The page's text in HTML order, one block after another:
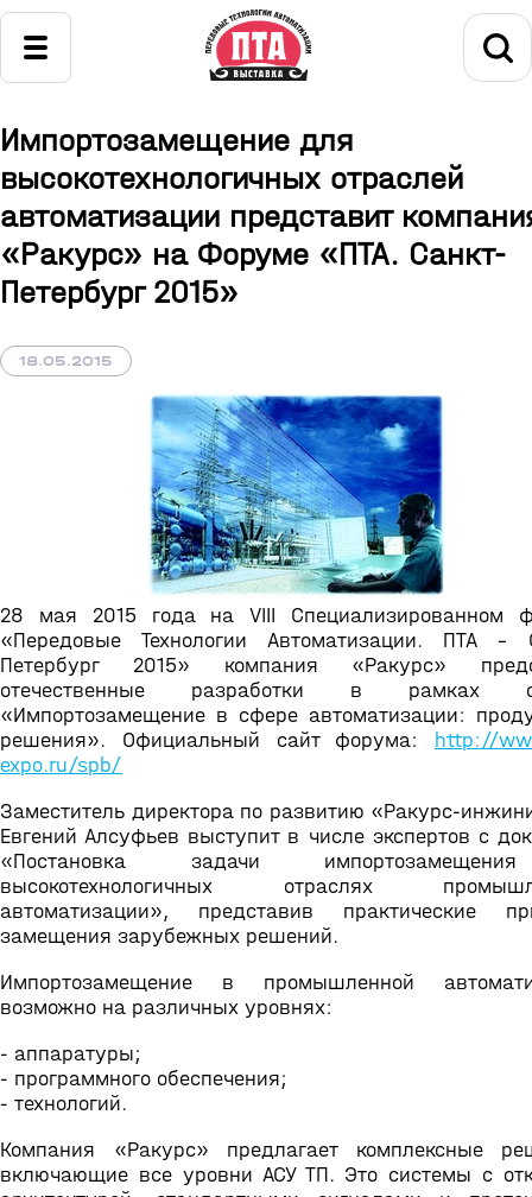
Импортозамещение для
высокотехнологичных отраслей
автоматизации представит
«Ракурс» на Форуме «ПТА. Санкт-
Петербург 2015»
18.05.2015
28 мая 2015 года на VIII Специализированном
«Передовые Технологии Автоматизации. ПТА –
Петербург 2015» компания «Ракурс»
отечественные разработки в рамках
«Импортозамещение в сфере автоматизации:
решения». Официальный сайт форума: http://
expo.ru/spb/
Заместитель директора по развитию «Ракурс-
Евгений Алсуфьев выступит в числе экспертов с
«Постановка задачи
высокотехнологичных отраслях
автоматизации», представив практические
замещения зарубежных решений.
Импортозамещение в промышленной
возможно на различных уровнях:
- аппаратуры;
- программного обеспечения;
- технологий.
Компания «Ракурс» предлагает комплексные
включающие все уровни АСУ ТП. Это системы с